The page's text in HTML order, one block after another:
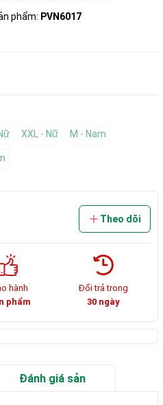
phẩm: PVN6017
XXL - Nữ M - Nam
Theo dõi
hành
phẩm
Đổi trả trong
30 ngày
Đánh giá sản